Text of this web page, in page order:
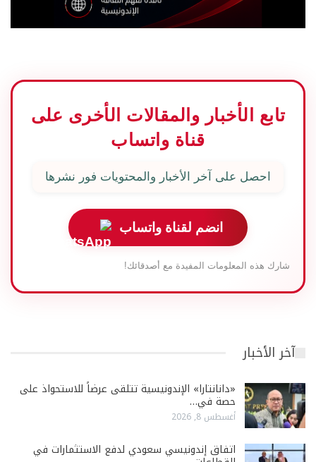
تابع الأخبار والمقالات الأخرى على
قناة واتساب
احصل على آخر الأخبار والمحتويات فور نشرها
انضم لقناة واتساب
شارك هذه المعلومات المفيدة مع أصدقائك!
آخر الأخبار
«دانانتارا» الإندونيسية تتلقى عرضاً للاستحواذ على
حصة في…
أغسطس 8, 2026
اتفاق إندونيسي سعودي لدفع الاستثمارات في